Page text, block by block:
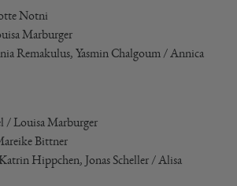
Notni
Marburger
Remakulus, Yasmin Chalgoum / Annica
/ Louisa Marburger
Bittner
Hippchen, Jonas Scheller / Alisa